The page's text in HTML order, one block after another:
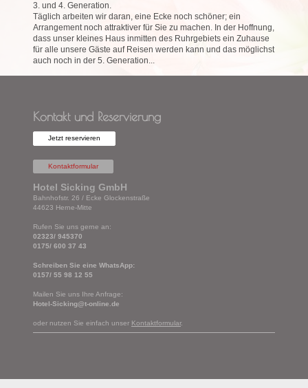
3. und 4. Generation.
Täglich arbeiten wir daran, eine Ecke noch schöner; ein
Arrangement noch attraktiver für Sie zu machen. In der Hoffnung,
dass unser kleines Haus inmitten des Ruhrgebiets ein Zuhause
für alle unsere Gäste auf Reisen werden kann und das möglichst
auch noch in der 5. Generation...
Kontakt und Reservierung
Jetzt reservieren
Kontaktformular
Hotel Sicking GmbH
Bahnhofstr. 26 / Ecke Glockenstraße
44623 Herne-Mitte
Rufen Sie uns gerne an:
02323/ 945370
0175/ 600 37 43
Schreiben Sie eine WhatsApp:
0157/ 55 98 12 55
Mailen Sie uns Ihre Anfrage:
Hotel-Sicking@t-online.de
oder nutzen Sie einfach unser Kontaktformular.